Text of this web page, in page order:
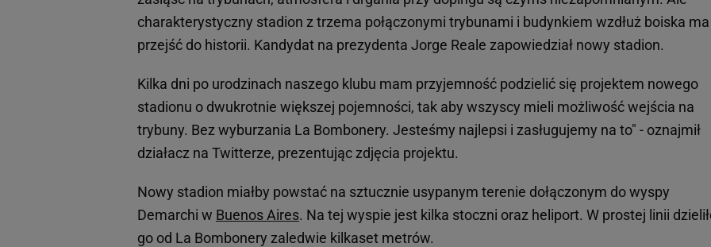
charakterystyczny stadion z trzema połączonymi trybunami i budynkiem wzdłuż boiska ma
przejść do historii. Kandydat na prezydenta Jorge Reale zapowiedział nowy stadion.
Kilka dni po urodzinach naszego klubu mam przyjemność podzielić się projektem nowego
stadionu o dwukrotnie większej pojemności, tak aby wszyscy mieli możliwość wejścia na
trybuny. Bez wyburzania La Bombonery. Jesteśmy najlepsi i zasługujemy na to" - oznajmił
działacz na Twitterze, prezentując zdjęcia projektu.
Nowy stadion miałby powstać na sztucznie usypanym terenie dołączonym do wyspy
Demarchi w Buenos Aires. Na tej wyspie jest kilka stoczni oraz heliport. W prostej linii
go od La Bombonery zaledwie kilkaset metrów.